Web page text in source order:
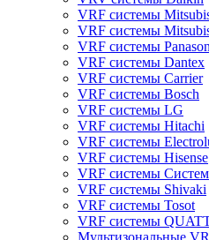
VRF системы
VRF системы
VRF системы
VRF системы Dantex
VRF системы Carrier
VRF системы Bosch
VRF системы LG
VRF системы Hitachi
VRF системы
VRF системы Hisense
VRF системы
VRF системы Shivaki
VRF системы Tosot
VRF системы
Мультизональные